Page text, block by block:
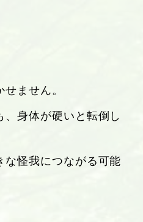
ません。
身体が硬いと転倒し
怪我につながる可能